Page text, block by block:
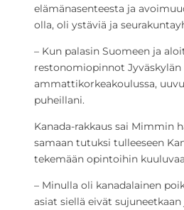
elämänasenteesta ja
olla, oli ystäviä ja
– Kun palasin Suomeen ja
restonomiopinnot Jyväskylän
ammattikorkeakoulussa,
puheillani.
Kanada-rakkaus sai Mimmin
samaan tutuksi tulleeseen
tekemään opintoihin
– Minulla oli kanadalainen
asiat siellä eivät sujuneetkaan